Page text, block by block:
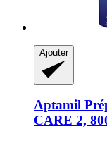
Ajouter
Aptamil
CARE 2,